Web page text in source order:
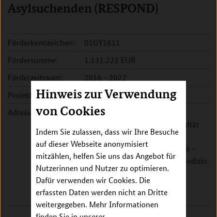
Hinweis zur Verwendung
von Cookies
Indem Sie zulassen, dass wir Ihre Besuche
auf dieser Webseite anonymisiert
mitzählen, helfen Sie uns das Angebot für
Nutzerinnen und Nutzer zu optimieren.
Dafür verwenden wir Cookies. Die
erfassten Daten werden nicht an Dritte
weitergegeben. Mehr Informationen
Asylsuchenden (RESPOND)
Förderkennzeichen:
01GY1611
Fördersumme:
1.131.222 EUR
Förderzeitraum:
2016 - 2022
Projektleitung:
Dr. Kayvan Bozorgmehr
Adresse:
Ruprecht-Karls-Universität
Heidelberg, Medizinische Fakultät
und Universitätsklinikum
Heidelberg, Medizinische Klinik -
Innere Medizin II, Allgemeinmedizin
und Versorgungsforschung
Im Neuenheimer Feld 130.3
69120 Heidelberg